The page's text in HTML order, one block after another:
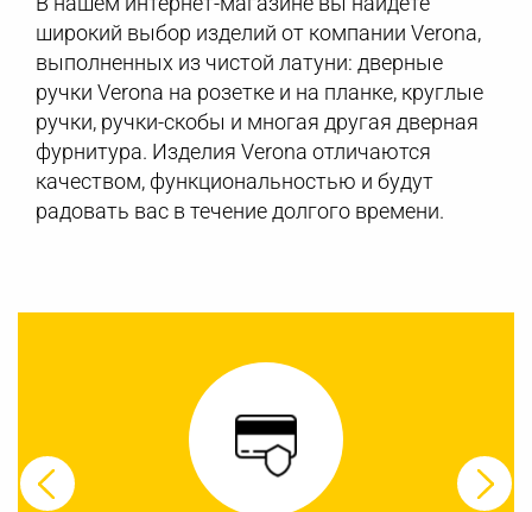
широкий выбор изделий от компании Verona,
выполненных из чистой латуни: дверные
ручки Verona на розетке и на планке, круглые
ручки, ручки-скобы и многая другая дверная
фурнитура. Изделия Verona отличаются
качеством, функциональностью и будут
радовать вас в течение долгого времени.